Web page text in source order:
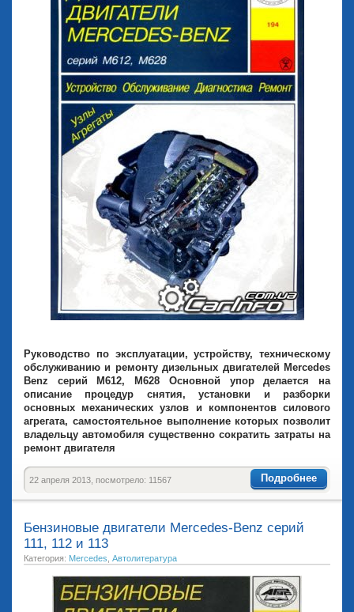
Руководство по эксплуатации, устройству, техническому
обслуживанию и ремонту дизельных двигателей Mercedes
Benz серий M612, M628 Основной упор делается на
описание процедур снятия, установки и разборки
основных механических узлов и компонентов силового
агрегата, самостоятельное выполнение которых позволит
владельцу автомобиля существенно сократить затраты на
ремонт двигателя
Подробнее
22 апреля 2013, посмотрело: 11567
Бензиновые двигатели Mercedes-Benz серий
111, 112 и 113
Категория: Mercedes Автолитература